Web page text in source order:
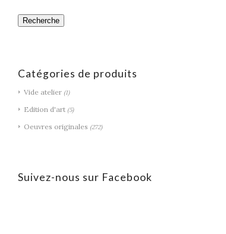
Recherche
Catégories de produits
Vide atelier (1)
Edition d'art (5)
Oeuvres originales (272)
Suivez-nous sur Facebook